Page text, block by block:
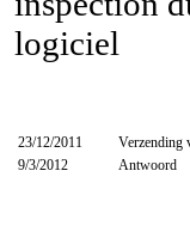
logiciel
23/12/2011
Verzending
9/3/2012
Antwoord